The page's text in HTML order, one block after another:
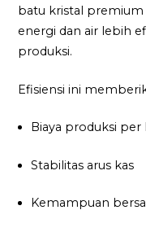
batu kristal premium
energi dan air lebih
produksi.
Efisiensi ini
Biaya produksi per
Stabilitas arus kas
Kemampuan